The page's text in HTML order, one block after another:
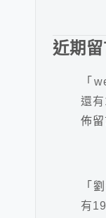
近期
「
還
佈
「
有